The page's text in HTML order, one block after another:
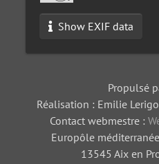
Show EXIF data
Propulsé
Réalisation : Emilie
Contact webmestre :
Europôle
13545 Aix en